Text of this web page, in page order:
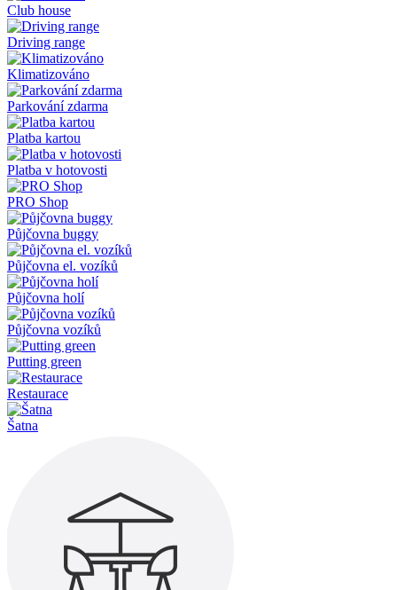
Club house
Driving range
Klimatizováno
Parkování zdarma
Platba kartou
Platba v hotovosti
PRO Shop
Půjčovna buggy
Půjčovna el. vozíků
Půjčovna holí
Půjčovna vozíků
Putting green
Restaurace
Šatna